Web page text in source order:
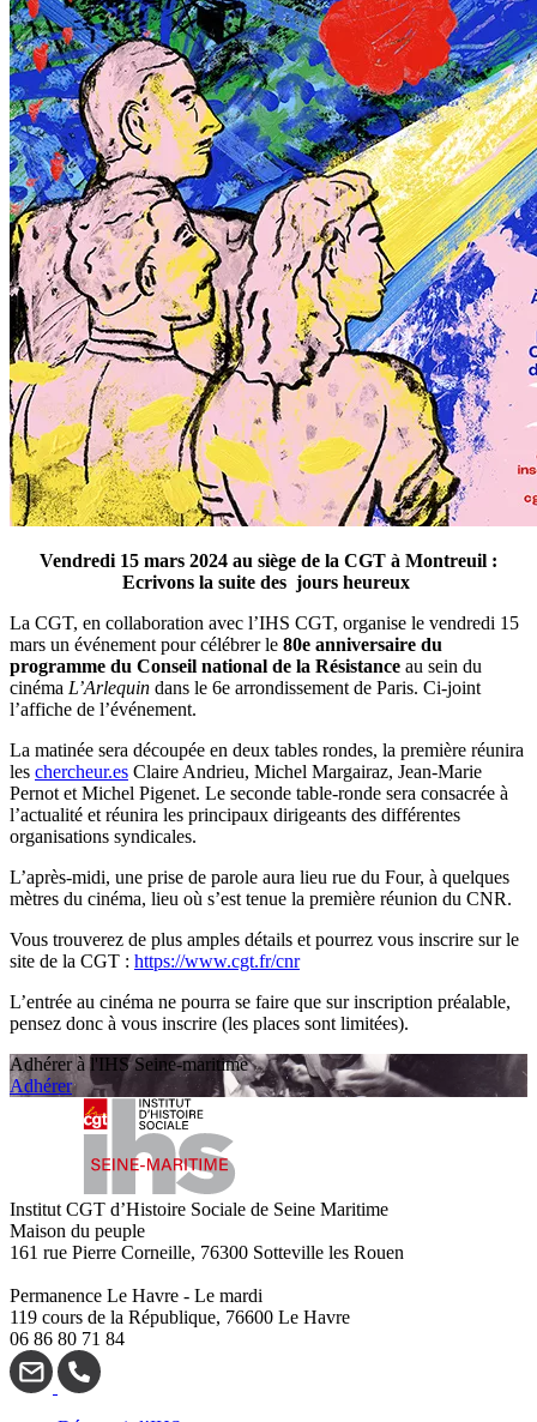
Vendredi 15 mars 2024 au siège de la CGT à Montreuil :
Ecrivons la suite des jours heureux
La CGT, en collaboration avec l’IHS CGT, organise le vendredi 15
mars un événement pour célébrer le 80e anniversaire du
programme du Conseil national de la Résistance au sein du
cinéma L’Arlequin dans le 6e arrondissement de Paris. Ci-joint
l’affiche de l’événement.
La matinée sera découpée en deux tables rondes, la première réunira
les chercheur.es Claire Andrieu, Michel Margairaz, Jean-Marie
Pernot et Michel Pigenet. Le seconde table-ronde sera consacrée à
l’actualité et réunira les principaux dirigeants des différentes
organisations syndicales.
L’après-midi, une prise de parole aura lieu rue du Four, à quelques
mètres du cinéma, lieu où s’est tenue la première réunion du CNR.
Vous trouverez de plus amples détails et pourrez vous inscrire sur le
site de la CGT : https://www.cgt.fr/cnr
L’entrée au cinéma ne pourra se faire que sur inscription préalable,
pensez donc à vous inscrire (les places sont limitées).
Adhérer à l'IHS Seine-maritime
Adhérer
Institut CGT d’Histoire Sociale de Seine Maritime
Maison du peuple
161 rue Pierre Corneille, 76300 Sotteville les Rouen
Permanence Le Havre - Le mardi
119 cours de la République, 76600 Le Havre
06 86 80 71 84